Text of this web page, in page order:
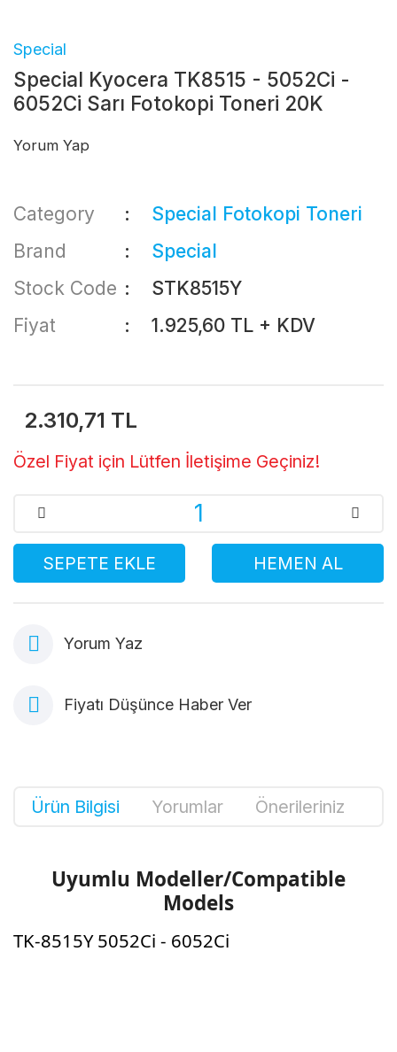
Special
Special Kyocera TK8515 - 5052Ci -
6052Ci Sarı Fotokopi Toneri 20K
Yorum Yap
Category
Special Fotokopi Toneri
Brand
Special
Stock Code
STK8515Y
Fiyat
1.925,60 TL + KDV
2.310,71 TL
Özel Fiyat için Lütfen İletişime Geçiniz!
SEPETE EKLE HEMEN AL
Yorum Yaz
Fiyatı Düşünce Haber Ver
Ürün Bilgisi Yorumlar Önerileriniz
Uyumlu Modeller/Compatible
Models
TK-8515Y 5052Ci - 6052Ci